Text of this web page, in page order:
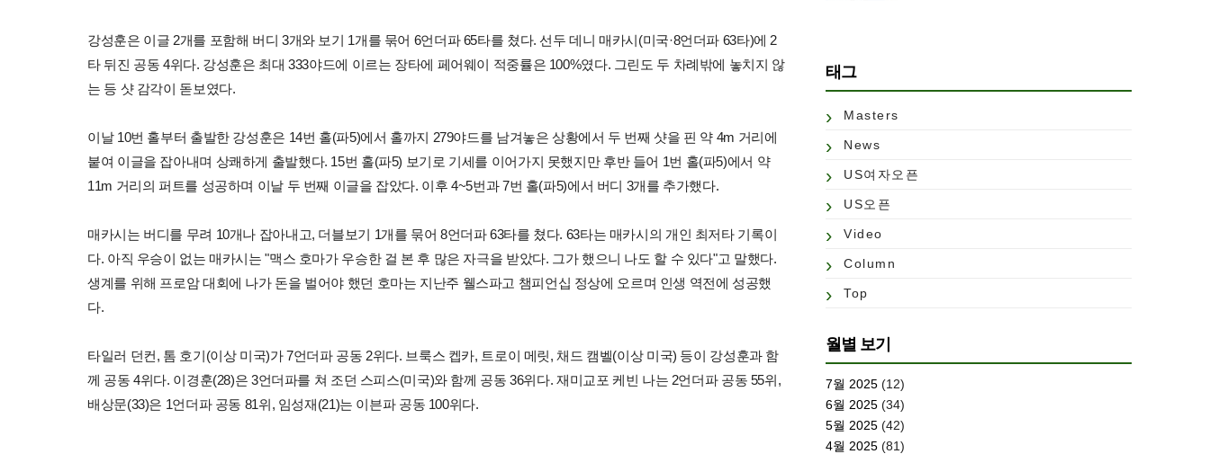
강성훈은 이글 2개를 포함해 버디 3개와 보기 1개를 묶어 6언더파 65타를 쳤다. 선두 데니 매카시(미국·8언더파 63타)에 2
타 뒤진 공동 4위다. 강성훈은 최대 333야드에 이르는 장타에 페어웨이 적중률은 100%였다. 그린도 두 차례밖에 놓치지 않
는 등 샷 감각이 돋보였다.
이날 10번 홀부터 출발한 강성훈은 14번 홀(파5)에서 홀까지 279야드를 남겨놓은 상황에서 두 번째 샷을 핀 약 4m 거리에
붙여 이글을 잡아내며 상쾌하게 출발했다. 15번 홀(파5) 보기로 기세를 이어가지 못했지만 후반 들어 1번 홀(파5)에서 약
11m 거리의 퍼트를 성공하며 이날 두 번째 이글을 잡았다. 이후 4~5번과 7번 홀(파5)에서 버디 3개를 추가했다.
매카시는 버디를 무려 10개나 잡아내고, 더블보기 1개를 묶어 8언더파 63타를 쳤다. 63타는 매카시의 개인 최저타 기록이
다. 아직 우승이 없는 매카시는 "맥스 호마가 우승한 걸 본 후 많은 자극을 받았다. 그가 했으니 나도 할 수 있다"고 말했다.
생계를 위해 프로암 대회에 나가 돈을 벌어야 했던 호마는 지난주 웰스파고 챔피언십 정상에 오르며 인생 역전에 성공했
다.
타일러 던컨, 톰 호기(이상 미국)가 7언더파 공동 2위다. 브룩스 켑카, 트로이 메릿, 채드 캠벨(이상 미국) 등이 강성훈과 함
께 공동 4위다. 이경훈(28)은 3언더파를 쳐 조던 스피스(미국)와 함께 공동 36위다. 재미교포 케빈 나는 2언더파 공동 55위,
배상문(33)은 1언더파 공동 81위, 임성재(21)는 이븐파 공동 100위다.
태그
Masters
News
US여자오픈
US오픈
Video
Column
Top
월별 보기
7월 2025 (12)
6월 2025 (34)
5월 2025 (42)
4월 2025 (81)